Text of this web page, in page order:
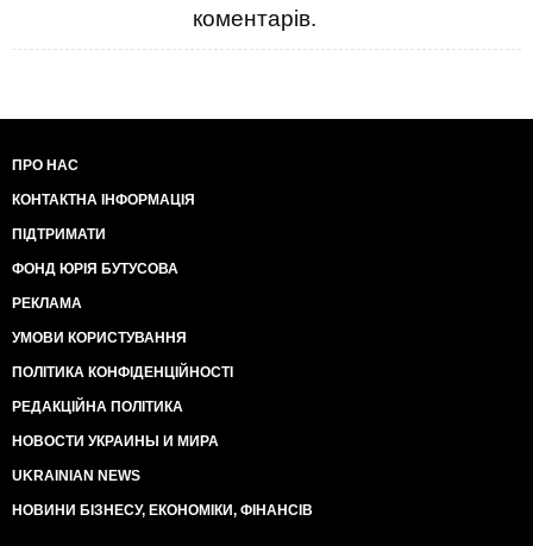
коментарів.
ПРО НАС
КОНТАКТНА ІНФОРМАЦІЯ
ПІДТРИМАТИ
ФОНД ЮРІЯ БУТУСОВА
РЕКЛАМА
УМОВИ КОРИСТУВАННЯ
ПОЛІТИКА КОНФІДЕНЦІЙНОСТІ
РЕДАКЦІЙНА ПОЛІТИКА
НОВОСТИ УКРАИНЫ И МИРА
UKRAINIAN NEWS
НОВИНИ БІЗНЕСУ, ЕКОНОМІКИ, ФІНАНСІВ